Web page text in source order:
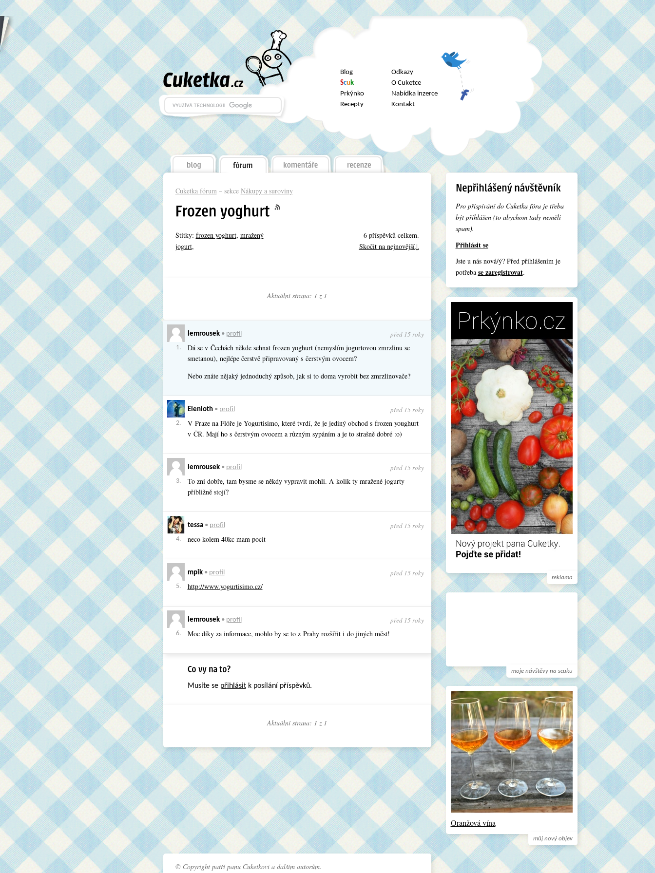
Blog
Scuk
Prkýnko
Recepty
Odkazy
O Cuketce
Nabídka inzerce
Kontakt
Cuketka fórum– sekce Nákupy a suroviny
Štítky: frozen yoghurt, mražený
jogurt,
6 příspěvků celkem.
Skočit na nejnovější↓
Aktuální strana: 1 z 1
1.
lemrousek• profil před 15 roky
Dá se v Čechách někde sehnat frozen yoghurt (nemyslím jogurtovou zmrzlinu se
smetanou), nejlépe čerstvě připravovaný s čerstvým ovocem?
Nebo znáte nějaký jednoduchý způsob, jak si to doma vyrobit bez zmrzlinovače?
2.
Elenloth• profil před 15 roky
V Praze na Flóře je Yogurtisimo, které tvrdí, že je jediný obchod s frozen youghurt
v ČR. Mají ho s čerstvým ovocem a různým sypáním a je to strašně dobré :o)
3.
lemrousek• profil před 15 roky
To zní dobře, tam bysme se někdy vypravit mohli. A kolik ty mražené jogurty
přibližně stojí?
4.
tessa• profil před 15 roky
neco kolem 40kc mam pocit
5.
mpik• profil před 15 roky
http://www.yogurtisimo.cz/
6.
lemrousek• profil před 15 roky
Moc díky za informace, mohlo by se to z Prahy rozšířit i do jiných měst!
Musíte se přihlásitk posílání příspěvků.
Aktuální strana: 1 z 1
Pro přispívání do Cuketka fóra je třeba
být přihlášen (to abychom tady neměli
spam).
Přihlásit se
Jste u nás nová/ý? Před přihlášením je
potřeba se zaregistrovat.
reklama
moje návštěvy na scuku
můj nový objev
Oranžová vína
© Copyright patří panu Cuketkovi a dalším autorům.